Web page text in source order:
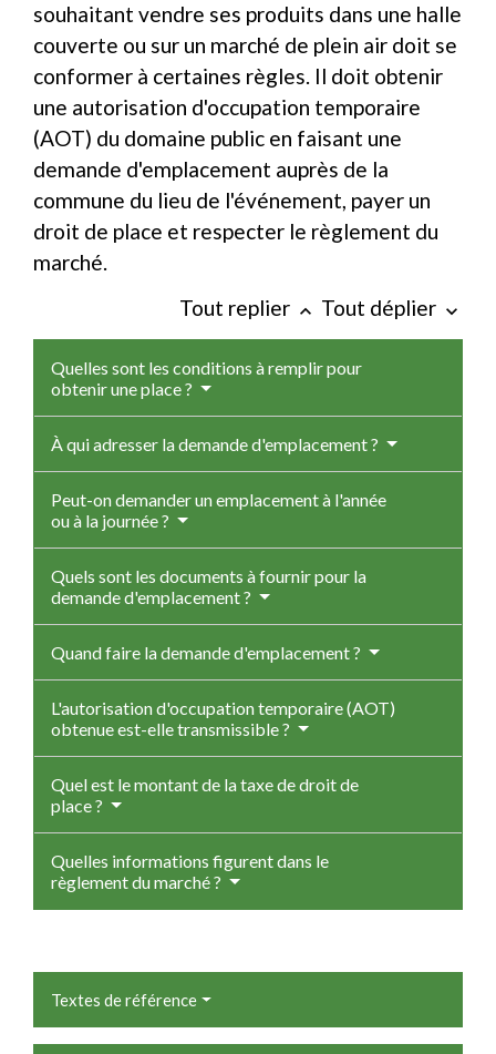
souhaitant vendre ses produits dans une halle
couverte ou sur un marché de plein air doit se
conformer à certaines règles. Il doit obtenir
une autorisation d'occupation temporaire
(AOT) du domaine public en faisant une
demande d'emplacement auprès de la
commune du lieu de l'événement, payer un
droit de place et respecter le règlement du
marché.
Tout replier keyboard_arrow_up Tout déplier keyboard_arrow_down
Quelles sont les conditions à remplir pour
obtenir une place ?
À qui adresser la demande d'emplacement ?
Peut-on demander un emplacement à l'année
ou à la journée ?
Quels sont les documents à fournir pour la
demande d'emplacement ?
Quand faire la demande d'emplacement ?
L'autorisation d'occupation temporaire (AOT)
obtenue est-elle transmissible ?
Quel est le montant de la taxe de droit de
place ?
Quelles informations figurent dans le
règlement du marché ?
Textes de référence